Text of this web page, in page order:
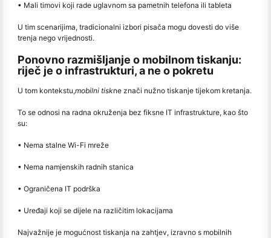
• Mali timovi koji rade uglavnom sa pametnih telefona ili tableta
U tim scenarijima, tradicionalni izbori pisača mogu dovesti do više
trenja nego vrijednosti.
Ponovno razmišljanje o mobilnom tiskanju:
riječ je o infrastrukturi, a ne o pokretu
U tom kontekstu,mobilni tiskne znači nužno tiskanje tijekom kretanja.
To se odnosi na radna okruženja bez fiksne IT infrastrukture, kao što
su:
• Nema stalne Wi-Fi mreže
• Nema namjenskih radnih stanica
• Ograničena IT podrška
• Uređaji koji se dijele na različitim lokacijama
Najvažnije je mogućnost tiskanja na zahtjev, izravno s mobilnih